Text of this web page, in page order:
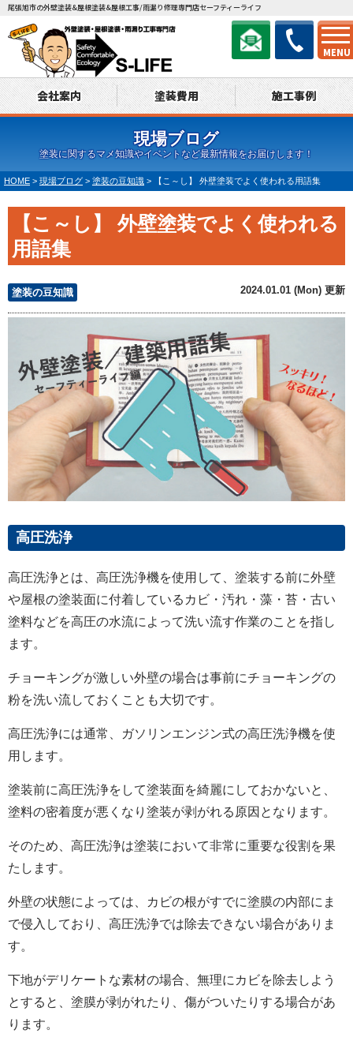
MENU
尾張旭市の外壁塗装&屋根塗装&屋根工事/雨漏り修理専門店セーフティーライフ
会社案内 塗装費用 施工事例
現場ブログ
塗装に関するマメ知識やイベントなど最新情報をお届けします！
HOME > 現場ブログ > 塗装の豆知識 > 【こ～し】 外壁塗装でよく使われる用語集
【こ～し】 外壁塗装でよく使われる
用語集
塗装の豆知識 2024.01.01 (Mon) 更新
高圧洗浄
高圧洗浄とは、高圧洗浄機を使用して、塗装する前に外壁
や屋根の塗装面に付着しているカビ・汚れ・藻・苔・古い
塗料などを高圧の水流によって洗い流す作業のことを指し
ます。
チョーキングが激しい外壁の場合は事前にチョーキングの
粉を洗い流しておくことも大切です。
高圧洗浄には通常、ガソリンエンジン式の高圧洗浄機を使
用します。
塗装前に高圧洗浄をして塗装面を綺麗にしておかないと、
塗料の密着度が悪くなり塗装が剥がれる原因となります。
そのため、高圧洗浄は塗装において非常に重要な役割を果
たします。
外壁の状態によっては、カビの根がすでに塗膜の内部にま
で侵入しており、高圧洗浄では除去できない場合がありま
す。
下地がデリケートな素材の場合、無理にカビを除去しよう
とすると、塗膜が剥がれたり、傷がついたりする場合があ
ります。